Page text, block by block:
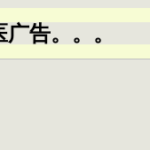
告。。。